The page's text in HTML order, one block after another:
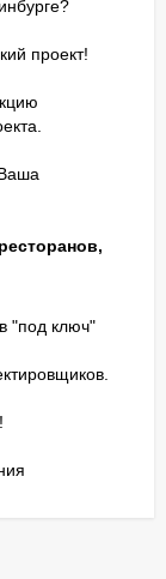
проект!
"под ключ"